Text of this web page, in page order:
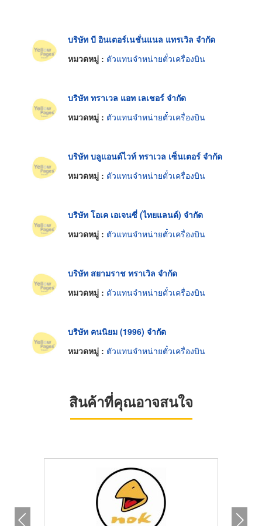
บริษัท บี อินเตอร์เนชั่นแนล แทรเวิล จำกัด
หมวดหมู่ : ตัวแทนจำหน่ายตั๋วเครื่องบิน
บริษัท ทราเวล แอท เลเชอร์ จำกัด
หมวดหมู่ : ตัวแทนจำหน่ายตั๋วเครื่องบิน
บริษัท บลูแอนด์ไวท์ ทราเวล เซ็นเตอร์ จำกัด
หมวดหมู่ : ตัวแทนจำหน่ายตั๋วเครื่องบิน
บริษัท โอเค เอเจนซี่ (ไทยแลนด์) จำกัด
หมวดหมู่ : ตัวแทนจำหน่ายตั๋วเครื่องบิน
บริษัท สยามราช ทราเวิล จำกัด
หมวดหมู่ : ตัวแทนจำหน่ายตั๋วเครื่องบิน
บริษัท คนนิยม (1996) จำกัด
หมวดหมู่ : ตัวแทนจำหน่ายตั๋วเครื่องบิน
สินค้าที่คุณอาจสนใจ